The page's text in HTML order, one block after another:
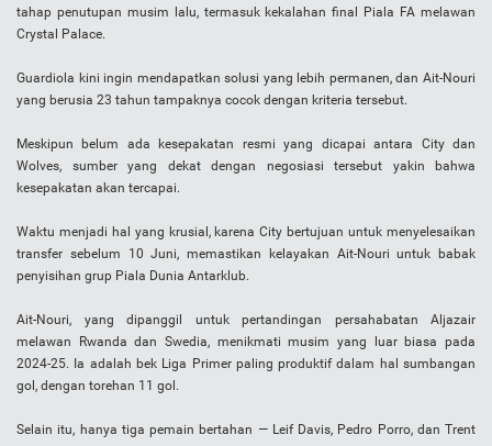
tahap penutupan musim lalu, termasuk kekalahan final Piala FA melawan
Crystal Palace.
Guardiola kini ingin mendapatkan solusi yang lebih permanen, dan Ait-Nouri
yang berusia 23 tahun tampaknya cocok dengan kriteria tersebut.
Meskipun belum ada kesepakatan resmi yang dicapai antara City dan
Wolves, sumber yang dekat dengan negosiasi tersebut yakin bahwa
kesepakatan akan tercapai.
Waktu menjadi hal yang krusial, karena City bertujuan untuk menyelesaikan
transfer sebelum 10 Juni, memastikan kelayakan Ait-Nouri untuk babak
penyisihan grup Piala Dunia Antarklub.
Ait-Nouri, yang dipanggil untuk pertandingan persahabatan Aljazair
melawan Rwanda dan Swedia, menikmati musim yang luar biasa pada
2024-25. Ia adalah bek Liga Primer paling produktif dalam hal sumbangan
gol, dengan torehan 11 gol.
Selain itu, hanya tiga pemain bertahan — Leif Davis, Pedro Porro, dan Trent